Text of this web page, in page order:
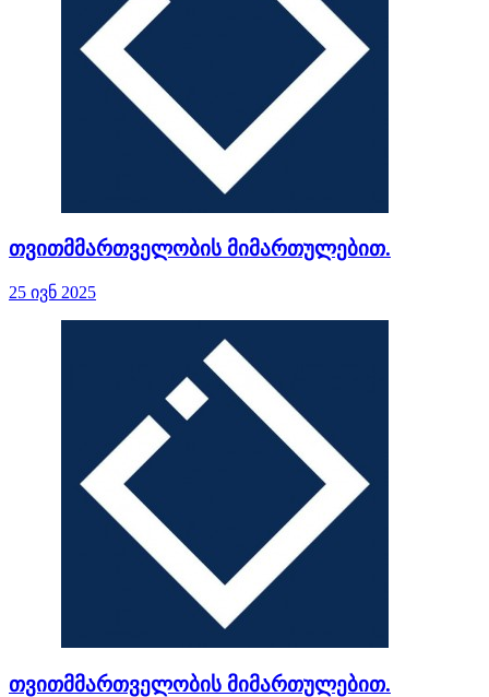
თვითმმართველობის მიმართულებით.
25 ივნ 2025
თვითმმართველობის მიმართულებით.